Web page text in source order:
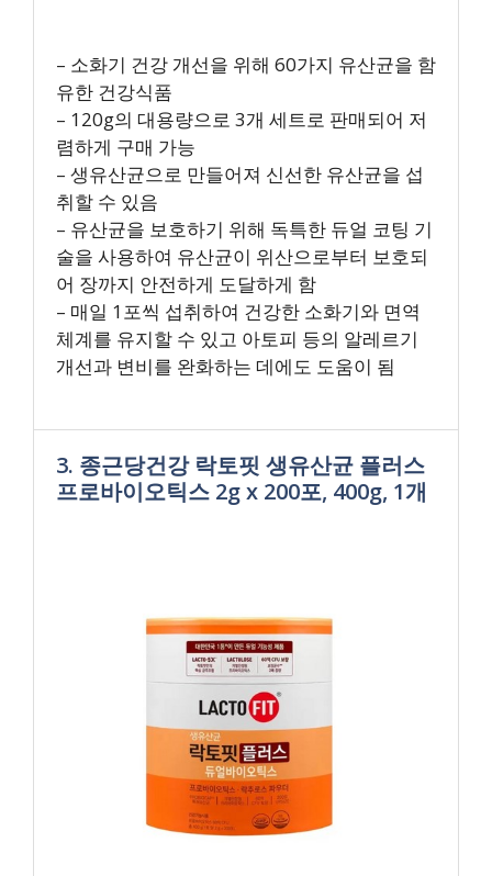
– 소화기 건강 개선을 위해 60가지 유산균을 함
유한 건강식품
– 120g의 대용량으로 3개 세트로 판매되어 저
렴하게 구매 가능
– 생유산균으로 만들어져 신선한 유산균을 섭
취할 수 있음
– 유산균을 보호하기 위해 독특한 듀얼 코팅 기
술을 사용하여 유산균이 위산으로부터 보호되
어 장까지 안전하게 도달하게 함
– 매일 1포씩 섭취하여 건강한 소화기와 면역
체계를 유지할 수 있고 아토피 등의 알레르기
개선과 변비를 완화하는 데에도 도움이 됨
3. 종근당건강 락토핏 생유산균 플러스
프로바이오틱스 2g x 200포, 400g, 1개